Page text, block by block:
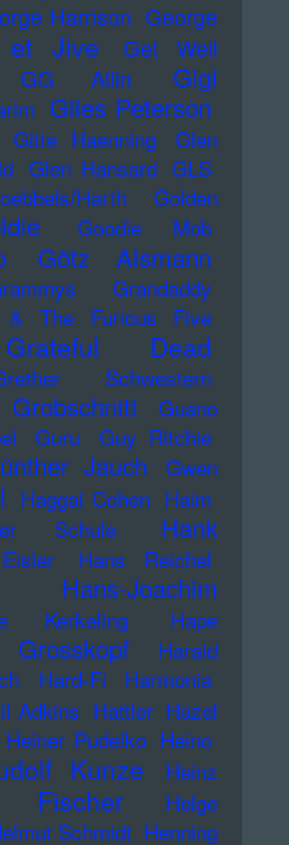
Harrison George
et Jive
Get Well
GG Allin
Gigi
Giles Peterson
Gitte Haenning
Glen
Glen Hansard GLS
Harth
Golden
Goodie Mob
Götz Alsmann
Grandaddy
& The Furious Five
Grateful Dead
Schwestern
Grobschnitt
Guano
Guru
Guy Ritchie
Jauch
Gwen
Haggai Cohen Haim
Schule
Hank
Hans Reichel
Hans-Joachim
Kerkeling
Hape
Grosskopf
Harald
Hard-Fi Harmonia
Adkins Hattler Hazel
Heiner Pudelko Heino
Kunze
Heinz
Fischer
Helge
Schmidt Henning